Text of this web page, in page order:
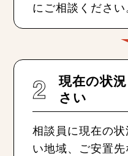
にご相談ください
2
現在の状
さい
相談員に現在の
い地域、ご安置